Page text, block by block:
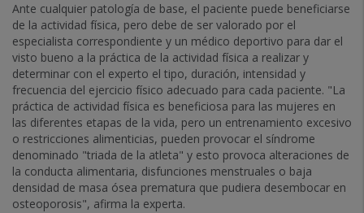
Ante cualquier patología de base, el paciente puede beneficiarse
de la actividad física, pero debe de ser valorado por el
especialista correspondiente y un médico deportivo para dar el
visto bueno a la práctica de la actividad física a realizar y
determinar con el experto el tipo, duración, intensidad y
frecuencia del ejercicio físico adecuado para cada paciente. "La
práctica de actividad física es beneficiosa para las mujeres en
las diferentes etapas de la vida, pero un entrenamiento excesivo
o restricciones alimenticias, pueden provocar el síndrome
denominado "triada de la atleta" y esto provoca alteraciones de
la conducta alimentaria, disfunciones menstruales o baja
densidad de masa ósea prematura que pudiera desembocar en
osteoporosis", afirma la experta.